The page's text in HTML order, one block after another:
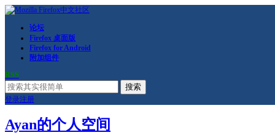
论坛
Firefox 桌面版
Firefox for Android
附加组件
RSS
搜索
登录注册
Ayan的个人空间